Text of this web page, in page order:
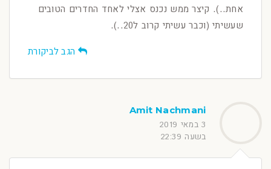
אחת..). קיצר ממש נכנס אצלי לאחד החדרים הטובים
שעשיתי (וכבר עשיתי קרוב ל20..).
הגב לביקורת
Amit Nachmani
3 במאי 2019
בשעה 22:39